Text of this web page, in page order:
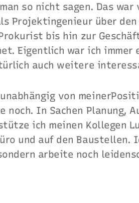
so nicht sagen. Das
Projektingenieur über
bis hin zur
Eigentlich war ich
auch weitere
von
noch. In Sachen Planung,
ich meinen Kollegen
und auf den Baustellen.
arbeite noch